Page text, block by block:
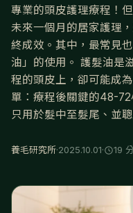
專業的頭皮護理療程！
未來一個月的居家護理
終成效。其中，最常見
油」的使用。 護髮油是
程的頭皮上，卻可能成
單：療程後關鍵的48-
只用於髮中至髮尾、並
養毛研究所·2025.10.01· 19